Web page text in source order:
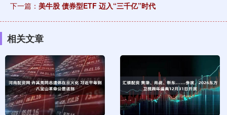
下一篇： 美牛股 债券型ETF 迈入“三千亿”时代
相关文章